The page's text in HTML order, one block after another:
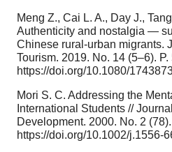
Meng Z., Cai L. A., Day J.,
Authenticity and nostalgia —
Chinese rural-urban migrants.
Tourism. 2019. No. 14 (5–6). P.
https://doi.org/10.1080/
Mori S. C. Addressing the
International Students //
Development. 2000. No. 2
https://doi.org/10.1002/j.1556-